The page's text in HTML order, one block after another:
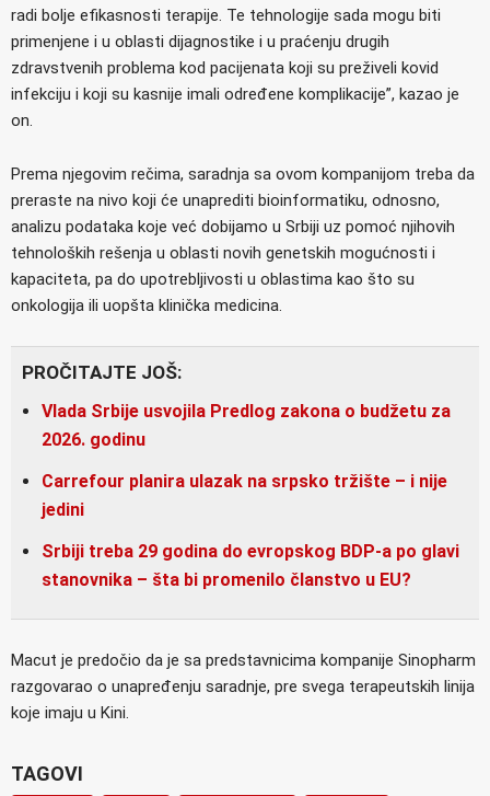
radi bolje efikasnosti terapije. Te tehnologije sada mogu biti
primenjene i u oblasti dijagnostike i u praćenju drugih
zdravstvenih problema kod pacijenata koji su preživeli kovid
infekciju i koji su kasnije imali određene komplikacije”, kazao je
on.
Prema njegovim rečima, saradnja sa ovom kompanijom treba da
preraste na nivo koji će unaprediti bioinformatiku, odnosno,
analizu podataka koje već dobijamo u Srbiji uz pomoć njihovih
tehnoloških rešenja u oblasti novih genetskih mogućnosti i
kapaciteta, pa do upotrebljivosti u oblastima kao što su
onkologija ili uopšta klinička medicina.
PROČITAJTE JOŠ:
Vlada Srbije usvojila Predlog zakona o budžetu za
2026. godinu
Carrefour planira ulazak na srpsko tržište – i nije
jedini
Srbiji treba 29 godina do evropskog BDP-a po glavi
stanovnika – šta bi promenilo članstvo u EU?
Macut je predočio da je sa predstavnicima kompanije Sinopharm
razgovarao o unapređenju saradnje, pre svega terapeutskih linija
koje imaju u Kini.
TAGOVI